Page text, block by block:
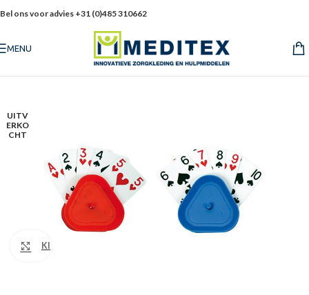
Bel ons voor advies +31 (0)485 310662
MENU
UITV
ERKO
CHT
Klik om te vergroten